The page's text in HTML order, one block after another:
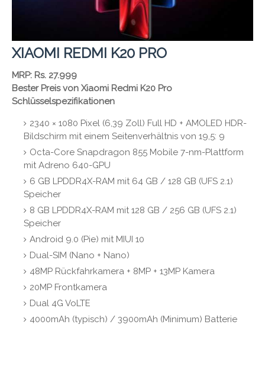
XIAOMI REDMI K20 PRO
MRP: Rs. 27.999
Bester Preis von Xiaomi Redmi K20 Pro
Schlüsselspezifikationen
2340 × 1080 Pixel (6,39 Zoll) Full HD + AMOLED HDR-
Bildschirm mit einem Seitenverhältnis von 19,5: 9
Octa-Core Snapdragon 855 Mobile 7-nm-Plattform
mit Adreno 640-GPU
6 GB LPDDR4X-RAM mit 64 GB / 128 GB (UFS 2.1)
Speicher
8 GB LPDDR4X-RAM mit 128 GB / 256 GB (UFS 2.1)
Speicher
Android 9.0 (Pie) mit MIUI 10
Dual-SIM (Nano + Nano)
48MP Rückfahrkamera + 8MP + 13MP Kamera
20MP Frontkamera
Dual 4G VoLTE
4000mAh (typisch) / 3900mAh (Minimum) Batterie